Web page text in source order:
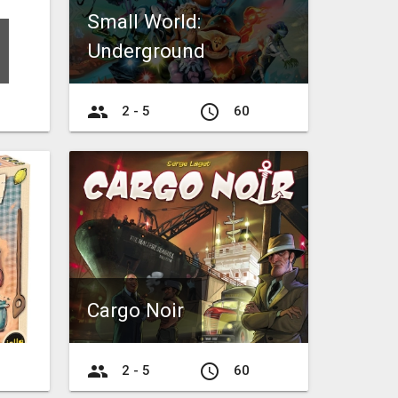
Small World:
Underground
group 2 - 5 access_time 60
Cargo Noir
group 2 - 5 access_time 60